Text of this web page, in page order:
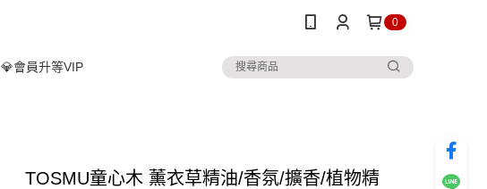
0
💎會員升等VIP
TOSMU童心木 薰衣草精油/香氛/擴香/植物精